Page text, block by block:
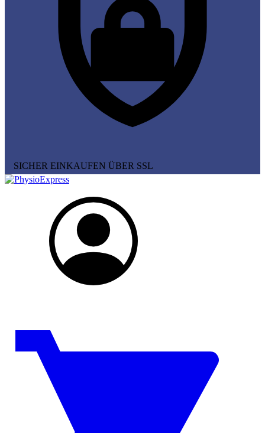
SICHER EINKAUFEN ÜBER SSL